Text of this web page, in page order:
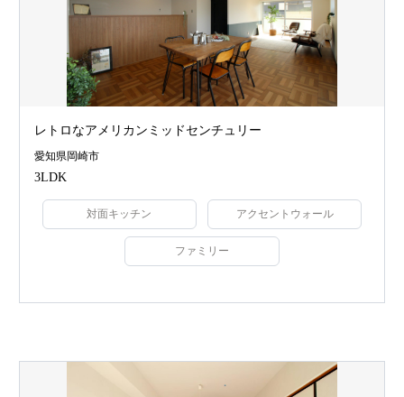
レトロなアメリカンミッドセンチュリー
愛知県岡崎市
3LDK
対面キッチン アクセントウォール
ファミリー